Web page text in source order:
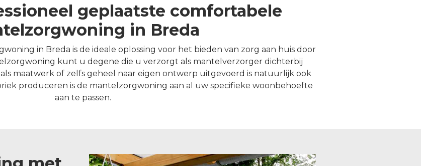
geplaatste comfortabele
in Breda
in Breda is de ideale oplossing voor het bieden van zorg aan huis door
kunt u degene die u verzorgt als mantelverzorger dichterbij
maatwerk of zelfs geheel naar eigen ontwerp uitgevoerd is natuurlijk ook
produceren is de mantelzorgwoning aan al uw specifieke woonbehoefte
aan te passen.